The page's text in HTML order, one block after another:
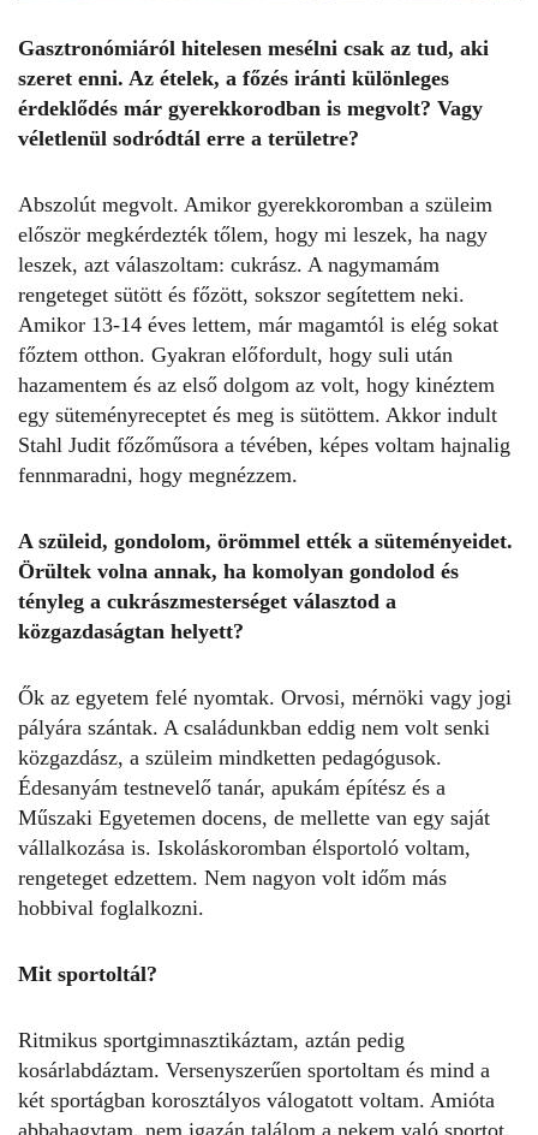
Gasztronómiáról hitelesen mesélni csak az tud, aki
szeret enni. Az ételek, a főzés iránti különleges
érdeklődés már gyerekkorodban is megvolt? Vagy
véletlenül sodródtál erre a területre?
Abszolút megvolt. Amikor gyerekkoromban a szüleim
először megkérdezték tőlem, hogy mi leszek, ha nagy
leszek, azt válaszoltam: cukrász. A nagymamám
rengeteget sütött és főzött, sokszor segítettem neki.
Amikor 13-14 éves lettem, már magamtól is elég sokat
főztem otthon. Gyakran előfordult, hogy suli után
hazamentem és az első dolgom az volt, hogy kinéztem
egy süteményreceptet és meg is sütöttem. Akkor indult
Stahl Judit főzőműsora a tévében, képes voltam hajnalig
fennmaradni, hogy megnézzem.
A szüleid, gondolom, örömmel ették a süteményeidet.
Örültek volna annak, ha komolyan gondolod és
tényleg a cukrászmesterséget választod a
közgazdaságtan helyett?
Ők az egyetem felé nyomtak. Orvosi, mérnöki vagy jogi
pályára szántak. A családunkban eddig nem volt senki
közgazdász, a szüleim mindketten pedagógusok.
Édesanyám testnevelő tanár, apukám építész és a
Műszaki Egyetemen docens, de mellette van egy saját
vállalkozása is. Iskoláskoromban élsportoló voltam,
rengeteget edzettem. Nem nagyon volt időm más
hobbival foglalkozni.
Mit sportoltál?
Ritmikus sportgimnasztikáztam, aztán pedig
kosárlabdáztam. Versenyszerűen sportoltam és mind a
két sportágban korosztályos válogatott voltam. Amióta
abbahagytam, nem igazán találom a nekem való sportot.